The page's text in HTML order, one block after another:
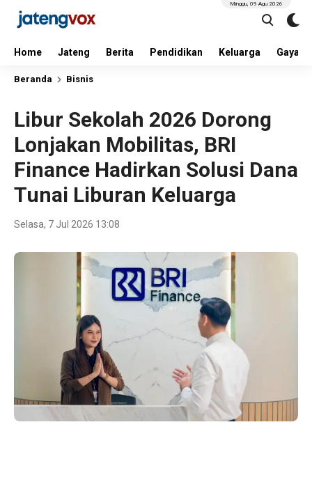
Home Jateng Berita Pendidikan Keluarga Gaya
Minggu, 09 Agu 2026
Beranda Bisnis
Libur Sekolah 2026 Dorong
Lonjakan Mobilitas, BRI
Finance Hadirkan Solusi Dana
Tunai Liburan Keluarga
Selasa, 7 Jul 2026 13:08